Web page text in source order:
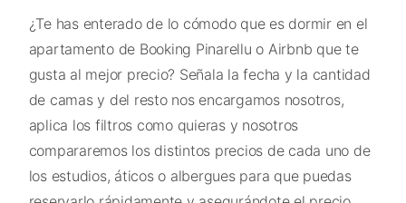
¿Te has enterado de lo cómodo que es dormir en el
apartamento de Booking Pinarellu o Airbnb que te
gusta al mejor precio? Señala la fecha y la cantidad
de camas y del resto nos encargamos nosotros,
aplica los filtros como quieras y nosotros
compararemos los distintos precios de cada uno de
los estudios, áticos o albergues para que puedas